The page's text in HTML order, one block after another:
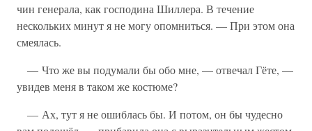
чин генерала, как господина Шиллера. В течение
нескольких минут я не могу опомниться. — При этом она
смеялась.
— Что же вы подумали бы обо мне, — отвечал Гёте, —
увидев меня в таком же костюме?
— Ах, тут я не ошиблась бы. И потом, он бы чудесно